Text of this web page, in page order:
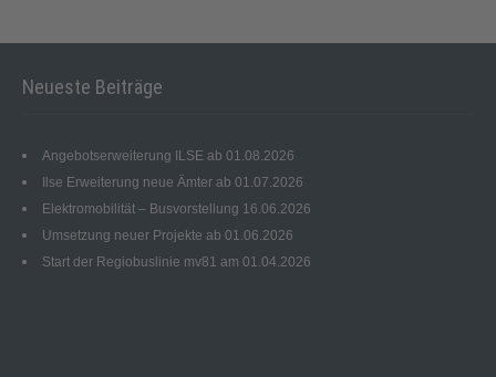
Neueste Beiträge
Angebotserweiterung ILSE ab 01.08.2026
Ilse Erweiterung neue Ämter ab 01.07.2026
Elektromobilität – Busvorstellung 16.06.2026
Umsetzung neuer Projekte ab 01.06.2026
Start der Regiobuslinie mv81 am 01.04.2026